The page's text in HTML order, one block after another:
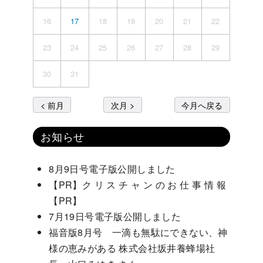
16 17 18 19 20 21 22
23 24 25 26 27 28 29
30 31
< 前月 次月 > 今月へ戻る
お知らせ
8月9日号電子版公開しました
【PR】ク リ ス チ ャ ン の お 仕 事 情 報
【PR】
7月19日号電子版公開しました
福音版8月号 一滴も無駄にできない、神
様の恵みがある 株式会社坂井養蜂場社